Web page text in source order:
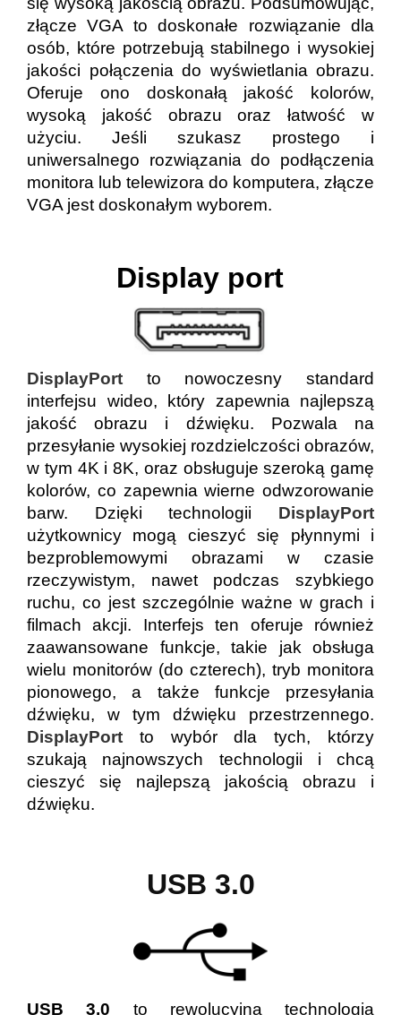
złącze VGA to doskonałe rozwiązanie dla
osób, które potrzebują stabilnego i wysokiej
jakości połączenia do wyświetlania obrazu.
Oferuje ono doskonałą jakość kolorów,
wysoką jakość obrazu oraz łatwość w
użyciu. Jeśli szukasz prostego i
uniwersalnego rozwiązania do podłączenia
monitora lub telewizora do komputera, złącze
VGA jest doskonałym wyborem.
Display port
DisplayPort to nowoczesny standard
interfejsu wideo, który zapewnia najlepszą
jakość obrazu i dźwięku. Pozwala na
przesyłanie wysokiej rozdzielczości obrazów,
w tym 4K i 8K, oraz obsługuje szeroką gamę
kolorów, co zapewnia wierne odwzorowanie
barw. Dzięki technologii DisplayPort
użytkownicy mogą cieszyć się płynnymi i
bezproblemowymi obrazami w czasie
rzeczywistym, nawet podczas szybkiego
ruchu, co jest szczególnie ważne w grach i
filmach akcji. Interfejs ten oferuje również
zaawansowane funkcje, takie jak obsługa
wielu monitorów (do czterech), tryb monitora
pionowego, a także funkcje przesyłania
dźwięku, w tym dźwięku przestrzennego.
DisplayPort to wybór dla tych, którzy
szukają najnowszych technologii i chcą
cieszyć się najlepszą jakością obrazu i
dźwięku.
USB 3.0
USB 3.0 to rewolucyjna technologia